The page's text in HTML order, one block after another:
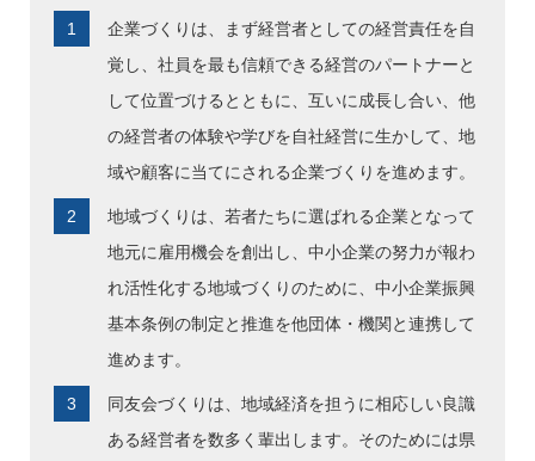
企業づくりは、まず経営者としての経営責任を自
覚し、社員を最も信頼できる経営のパートナーと
して位置づけるとともに、互いに成長し合い、他
の経営者の体験や学びを自社経営に生かして、地
域や顧客に当てにされる企業づくりを進めます。
地域づくりは、若者たちに選ばれる企業となって
地元に雇用機会を創出し、中小企業の努力が報わ
れ活性化する地域づくりのために、中小企業振興
基本条例の制定と推進を他団体・機関と連携して
進めます。
同友会づくりは、地域経済を担うに相応しい良識
ある経営者を数多く輩出します。そのためには県